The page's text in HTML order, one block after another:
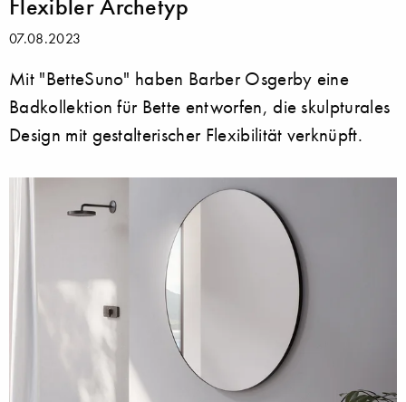
Flexibler Archetyp
07.08.2023
Mit "BetteSuno" haben Barber Osgerby eine
Badkollektion für Bette entworfen, die skulpturales
Design mit gestalterischer Flexibilität verknüpft.